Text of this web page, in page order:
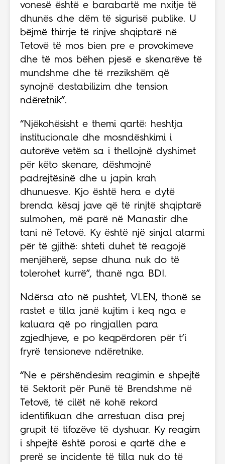
vonesë është e barabartë me nxitje të
dhunës dhe dëm të sigurisë publike. U
bëjmë thirrje të rinjve shqiptarë në
Tetovë të mos bien pre e provokimeve
dhe të mos bëhen pjesë e skenarëve të
mundshme dhe të rrezikshëm që
synojnë destabilizim dhe tension
ndëretnik”.
“Njëkohësisht e themi qartë: heshtja
institucionale dhe mosndëshkimi i
autorëve vetëm sa i thellojnë dyshimet
për këto skenare, dëshmojnë
padrejtësinë dhe u japin krah
dhunuesve. Kjo është hera e dytë
brenda kësaj jave që të rinjtë shqiptarë
sulmohen, më parë në Manastir dhe
tani në Tetovë. Ky është një sinjal alarmi
për të gjithë: shteti duhet të reagojë
menjëherë, sepse dhuna nuk do të
tolerohet kurrë”, thanë nga BDI.
Ndërsa ato në pushtet, VLEN, thonë se
rastet e tilla janë kujtim i keq nga e
kaluara që po ringjallen para
zgjedhjeve, e po keqpërdoren për t’i
fryrë tensioneve ndëretnike.
“Ne e përshëndesim reagimin e shpejtë
të Sektorit për Punë të Brendshme në
Tetovë, të cilët në kohë rekord
identifikuan dhe arrestuan disa prej
grupit të tifozëve të dyshuar. Ky reagim
i shpejtë është porosi e qartë dhe e
prerë se incidente të tilla nuk do të